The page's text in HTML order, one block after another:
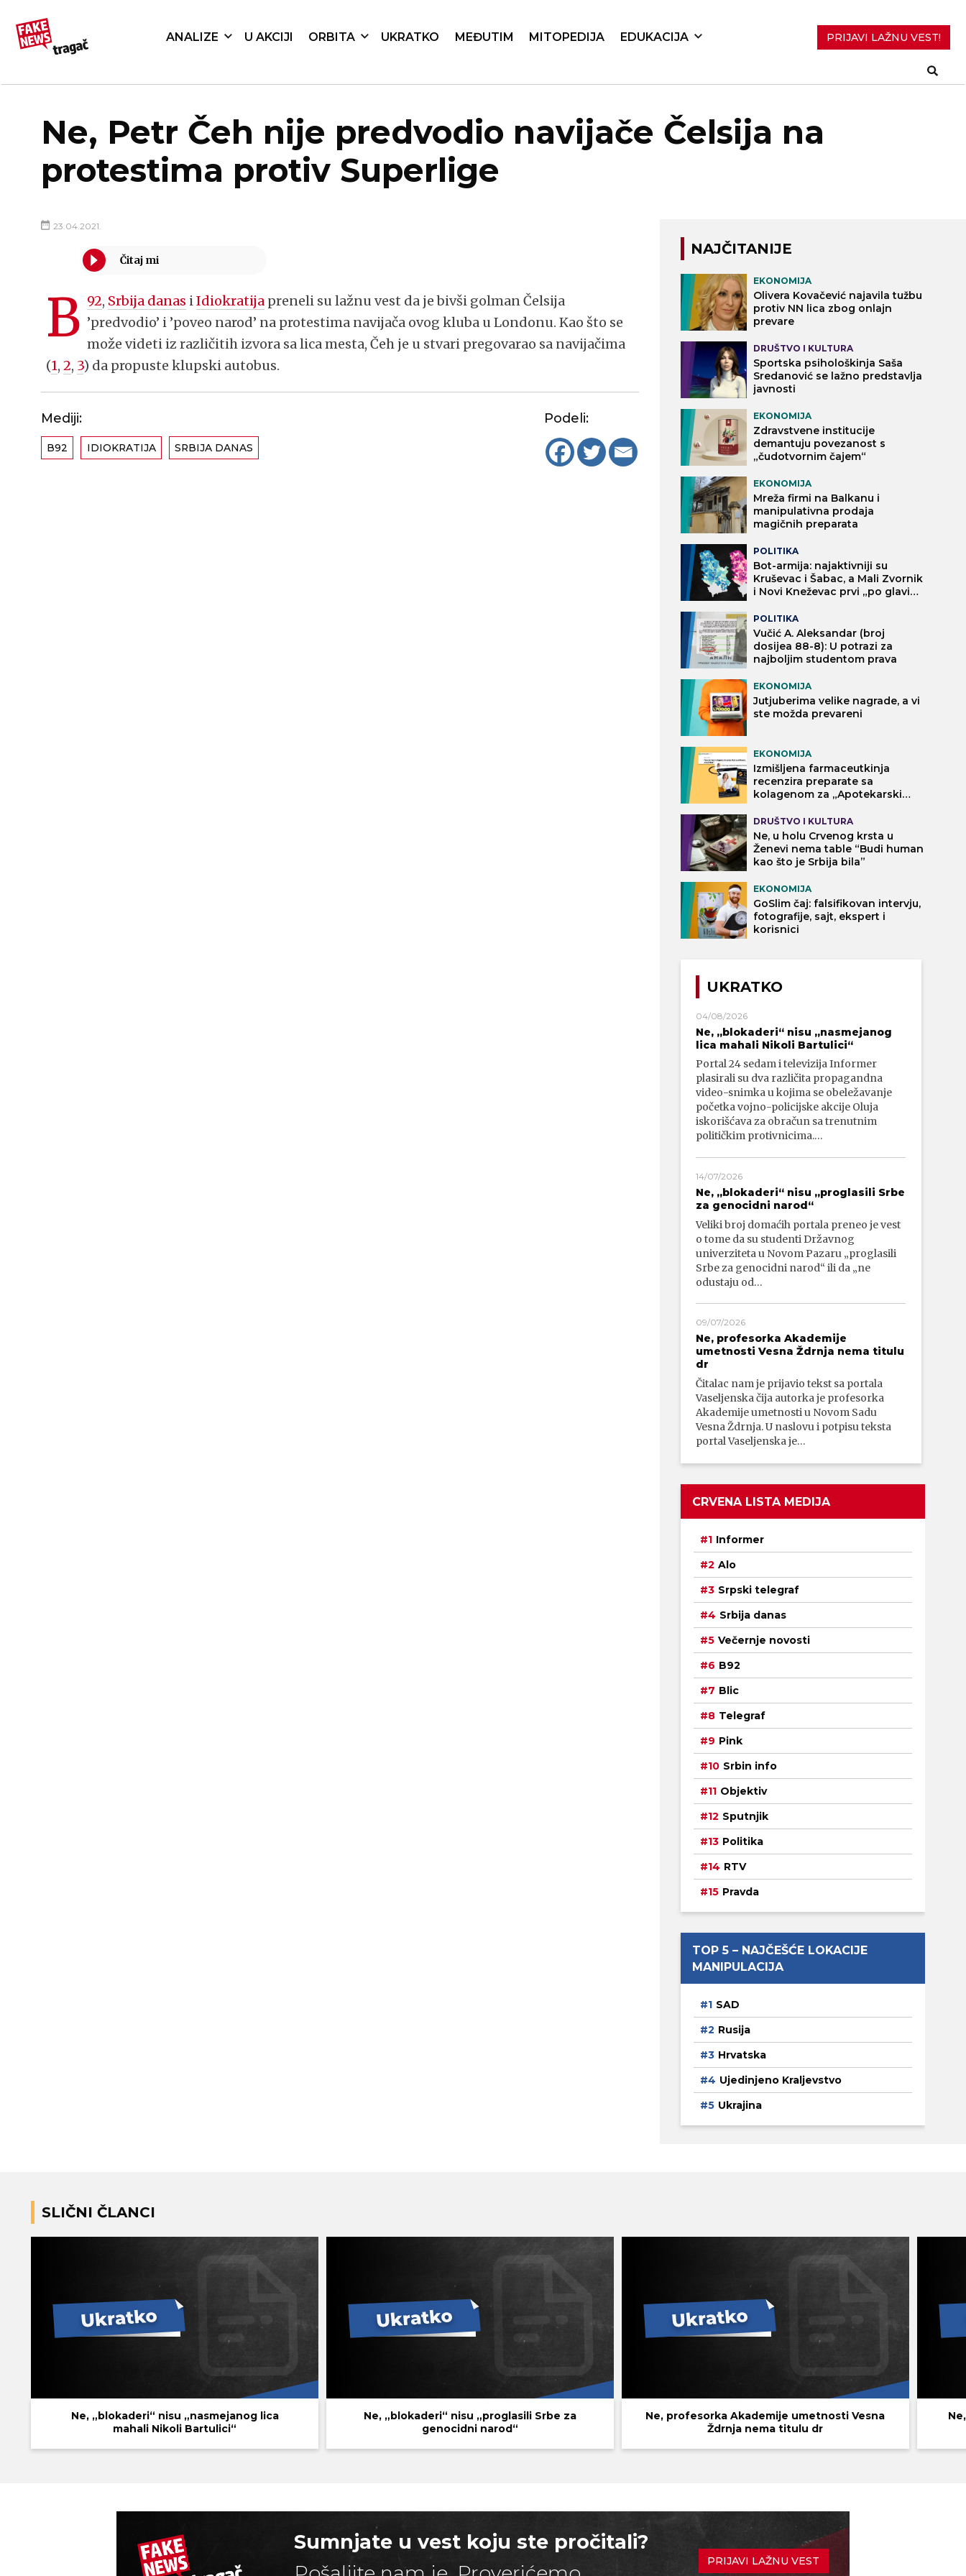
ANALIZE U AKCIJI ORBITA UKRATKO MEĐUTIM MITOPEDIJA EDUKACIJA PRIJAVI LAŽNU VEST!
Ne, Petr Čeh nije predvodio navijače Čelsija na
protestima protiv Superlige
23.04.2021.
B 92, Srbija danas iIdiokratija preneli su lažnu vest da je bivši golman Čelsija
’predvodio’ i ’poveo narod’ na protestima navijača ovog kluba u Londonu. Kao što se
može videti iz različitih izvora sa lica mesta, Čeh je u stvari pregovarao sa navijačima
(1,2, 3) da propuste klupski autobus.
Mediji:
B92 IDIOKRATIJA SRBIJA DANAS
Podeli:
NAJČITANIJE
EKONOMIJA
Olivera Kovačević najavila tužbu
protiv NN lica zbog onlajn
prevare
DRUŠTVO I KULTURA
Sportska psihološkinja Saša
Sredanović se lažno predstavlja
javnosti
EKONOMIJA
Zdravstvene institucije
demantuju povezanost s
„čudotvornim čajem“
EKONOMIJA
Mreža firmi na Balkanu i
manipulativna prodaja
magičnih preparata
POLITIKA
Bot-armija: najaktivniji su
Kruševac i Šabac, a Mali Zvornik
i Novi Kneževac prvi „po glavi
POLITIKA
Vučić A. Aleksandar (broj
dosijea 88-8): U potrazi za
najboljim studentom prava
EKONOMIJA
Jutjuberima velike nagrade, a vi
ste možda prevareni
EKONOMIJA
Izmišljena farmaceutkinja
recenzira preparate sa
kolagenom za „Apotekarski
DRUŠTVO I KULTURA
Ne, u holu Crvenog krsta u
Ženevi nema table “Budi human
kao što je Srbija bila”
EKONOMIJA
GoSlim čaj: falsifikovan intervju,
fotografije, sajt, ekspert i
korisnici
UKRATKO
04/08/2026
Ne, „blokaderi“ nisu „nasmejanog
lica mahali Nikoli Bartulici“
Portal 24 sedam i televizija Informer
plasirali su dva različita propagandna
video-snimka u kojima se obeležavanje
početka vojno-policijske akcije Oluja
iskorišćava za obračun sa trenutnim
političkim protivnicima.…
14/07/2026
Ne, „blokaderi“ nisu „proglasili Srbe
za genocidni narod“
Veliki broj domaćih portala preneo je vest
o tome da su studenti Državnog
univerziteta u Novom Pazaru „proglasili
Srbe za genocidni narod“ ili da „ne
odustaju od…
09/07/2026
Ne, profesorka Akademije
umetnosti Vesna Ždrnja nema titulu
dr
Čitalac nam je prijavio tekst sa portala
Vaseljenska čija autorka je profesorka
Akademije umetnosti u Novom Sadu
Vesna Ždrnja. U naslovu i potpisu teksta
portal Vaseljenska je…
CRVENA LISTA MEDIJA
Informer
Alo
Srpski telegraf
Srbija danas
Večernje novosti
B92
Blic
Telegraf
Pink
Srbin info
Objektiv
Sputnjik
Politika
RTV
Pravda
TOP 5 – NAJČEŠĆE LOKACIJE
MANIPULACIJA
SAD
Rusija
Hrvatska
Ujedinjeno Kraljevstvo
Ukrajina
SLIČNI ČLANCI
Ne, „blokaderi“ nisu „nasmejanog lica
mahali Nikoli Bartulici“
Ne, „blokaderi“ nisu „proglasili Srbe za
genocidni narod“
Ne, profesorka Akademije umetnosti Vesna
Ždrnja nema titulu dr
Sumnjate u vest koju ste pročitali?
PRIJAVI LAŽNU VEST